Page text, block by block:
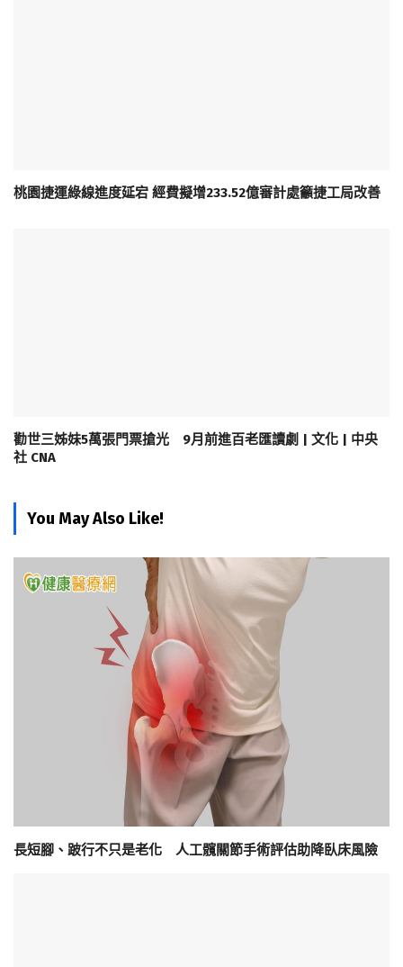
桃園捷運綠線進度延宕 經費擬增233.52億審計處籲捷工局改善
勸世三姊妹5萬張門票搶光 9月前進百老匯讀劇 | 文化 | 中央
社 CNA
You May Also Like!
長短腳、跛行不只是老化 人工髖關節手術評估助降臥床風險